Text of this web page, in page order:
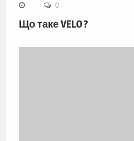
0
Що таке VELO ?